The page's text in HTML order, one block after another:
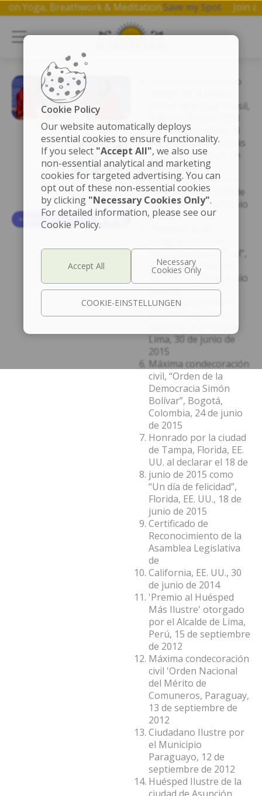
on Yoga, Breathwork & Meditation.Save my Spot
Honrado con el título
Militar de Brasil, Brasil,
2 de octubre de 2018
Padma Vibhushan: el
premio civil anual más
alto de la India, 26 de
marzo de 2016
Premio Humanitario
de la Municipalidad de
Lima, Perú, 30 de junio
de 2015
Grado de Gran Oficial”,
Parlamento Andino,
Lima, Perú, 30 de junio
de 2015
“Diploma de Honor”
por el Congreso
Nacional del Perú en
Lima, 30 de junio de
2015
Máxima condecoración
civil, “Orden de la
Democracia Simón
Bolívar”, Bogotá,
Colombia, 24 de junio
de 2015
Honrado por la ciudad
de Tampa, Florida, EE.
UU. al declarar el 18 de
junio de 2015 como
“Un día de felicidad”,
Florida, EE. UU., 18 de
junio de 2015
Certificado de
Reconocimiento de la
Asamblea Legislativa
de
California, EE. UU., 30
de junio de 2014
'Premio al Huésped
Más Ilustre' otorgado
por el Alcalde de Lima,
Perú, 15 de septiembre
de 2012
Máxima condecoración
civil 'Orden Nacional
del Mérito de
Comuneros, Paraguay,
13 de septiembre de
2012
Ciudadano Ilustre por
el Municipio
Paraguayo, 12 de
septiembre de 2012
Huésped Ilustre de la
Cookie Policy
Our website automatically deploys
essential cookies to ensure functionality.
If you select "Accept All", we also use
non-essential analytical and marketing
cookies for targeted advertising. You can
opt out of these non-essential cookies
by clicking "Necessary Cookies Only".
For detailed information, please see our
Cookie Policy.
COOKIE-EINSTELLUNGEN